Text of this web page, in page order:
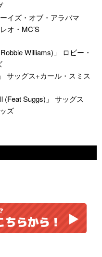
イズ・オブ・アラバマ
オ・MC’S
Williams)」 ロビー・
サッグス+カール・スミス
(Feat Suggs)」 サッグス
ズ